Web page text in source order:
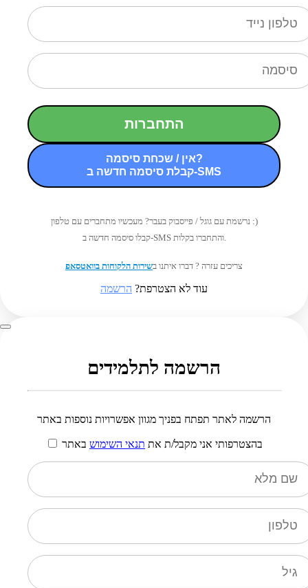
התחברות
אין / שכחת סיסמה?
קבלת סיסמה חדשה ב-SMS
נרשמת עם גוגל / פייסבוק בעבר? מעכשיו מתחברים עם טלפון :)
קבלו סיסמה חדשה ב-SMS והתחברו בקלות.
צריכים עזרה ? דברו איתנו בשירות הלקוחות בוואטסאפ
עוד לא הצטרפת? הרשמה
הרשמה לתלמידים
הרשמה לאתר תפתח בפניך מגוון אפשרויות נוספות באתר
בהצטרפותי אני מקבל/ת את תנאי השימוש באתר